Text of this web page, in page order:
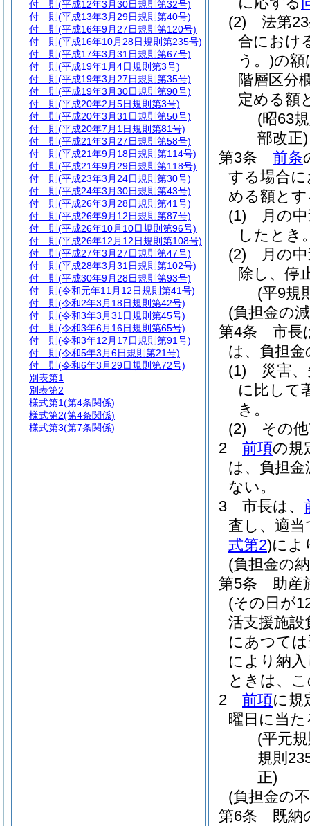
(2)
法第
合におけ
う。)の額
階層区分
定める額
(昭63
部改正)
第3条
前条
する場合
める額と
(1)
月の
したとき
(2)
月の
除し、停
(平9規
(負担金の
第4条
市長
は、負担
(1)
災害
に比して
き。
(2)
その
2
前項の規
は、負担金
ない。
3
市長は、
査し、適
式第2)によ
(負担金の
第5条
助産
(その日が
活支援施
にあつて
により納
ときは、
2
前項に規
曜日に当
(平元
規則
正)
(負担金の
第6条
既納
付 則 (平成12年3月30日規則第32号)
付 則 (平成13年3月29日規則第40号)
付 則 (平成16年9月27日規則第120号)
付 則 (平成16年10月28日規則第235号)
付 則 (平成17年3月31日規則第67号)
付 則 (平成19年1月4日規則第3号)
付 則 (平成19年3月27日規則第35号)
付 則 (平成19年3月30日規則第90号)
付 則 (平成20年2月5日規則第3号)
付 則 (平成20年3月31日規則第50号)
付 則 (平成20年7月1日規則第81号)
付 則 (平成21年3月27日規則第58号)
付 則 (平成21年9月18日規則第114号)
付 則 (平成21年9月29日規則第118号)
付 則 (平成23年3月24日規則第30号)
付 則 (平成24年3月30日規則第43号)
付 則 (平成26年3月28日規則第41号)
付 則 (平成26年9月12日規則第87号)
付 則 (平成26年10月10日規則第96号)
付 則 (平成26年12月12日規則第108号)
付 則 (平成27年3月27日規則第47号)
付 則 (平成28年3月31日規則第102号)
付 則 (平成30年9月28日規則第93号)
付 則 (令和元年11月12日規則第41号)
付 則 (令和2年3月18日規則第42号)
付 則 (令和3年3月31日規則第45号)
付 則 (令和3年6月16日規則第65号)
付 則 (令和3年12月17日規則第91号)
付 則 (令和5年3月6日規則第21号)
付 則 (令和6年3月29日規則第72号)
別表第1
別表第2
様式第1(第4条関係)
様式第2(第4条関係)
様式第3(第7条関係)